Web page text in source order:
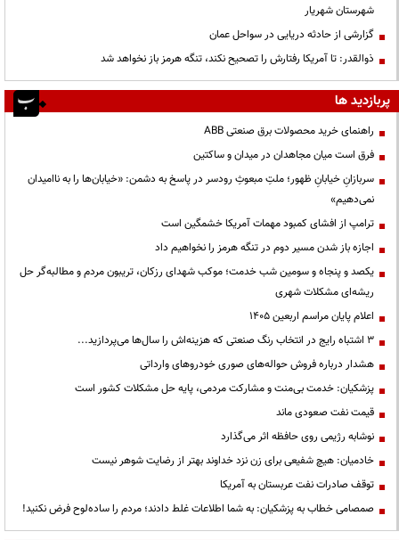
شهرستان شهریار
گزارشی از حادثه دریایی در سواحل عمان
ذوالقدر: تا آمریکا رفتارش را تصحیح نکند، تنگه هرمز باز نخواهد شد
پربازدید ها
راهنمای خرید محصولات برق صنعتی ABB
فرق است میان مجاهدان در میدان و ساکتین
سربازانِ خیابانِ ظهور؛ ملتِ مبعوثِ رودسر در پاسخ به دشمن: «خیابان‌ها را به ناامیدان
نمی‌دهیم»
ترامپ از افشای کمبود مهمات آمریکا خشمگین است
اجازه باز شدن مسیر دوم در تنگه هرمز را نخواهیم داد
یکصد و پنجاه و سومین شب خدمت؛ موکب شهدای رزکان، تریبون مردم و مطالبه‌گر حل
ریشه‌ای مشکلات شهری
اعلام پایان مراسم اربعین ۱۴۰۵
3 اشتباه رایج در انتخاب رنگ صنعتی که هزینه‌اش را سال‌ها می‌پردازید...
هشدار درباره فروش حواله‌های صوری خودروهای وارداتی
پزشکیان: خدمت بی‌منت و مشارکت مردمی، پایه حل مشکلات کشور است
قیمت نفت صعودی ماند
نوشابه رژیمی روی حافظه اثر می‌گذارد
خادمیان: هیچ شفیعی برای زن نزد خداوند بهتر از رضایت شوهر نیست
توقف صادرات نفت عربستان به آمریکا
صمصامی خطاب به پزشکیان: به شما اطلاعات غلط دادند؛ مردم را ساده‌لوح فرض نکنید!